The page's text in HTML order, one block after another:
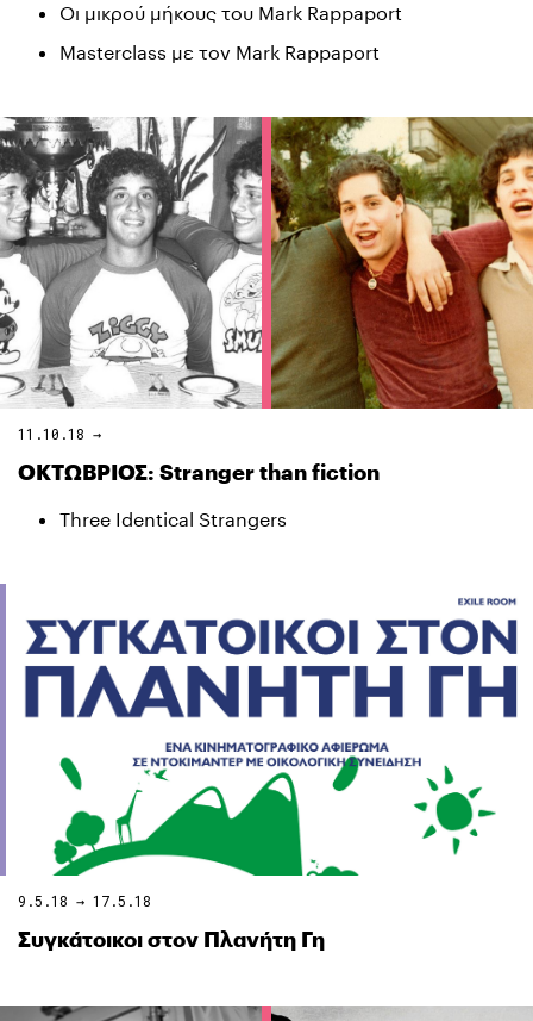
Οι μικρού μήκους του Mark Rappaport
Masterclass με τον Mark Rappaport
11.10.18 →
ΟΚΤΩΒΡΙΟΣ: Stranger than fiction
Three Identical Strangers
9.5.18 → 17.5.18
Συγκάτοικοι στον Πλανήτη Γη